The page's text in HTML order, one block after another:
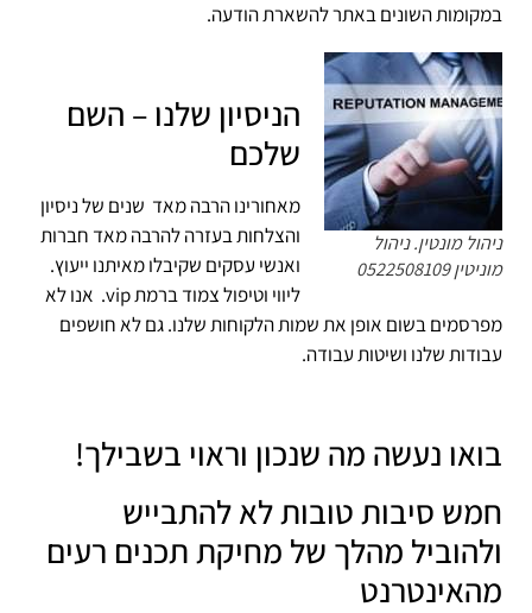
במקומות השונים באתר להשארת הודעה.
ניהול מונטין. ניהול
מוניטין 0522508109
הניסיון שלנו – השם
שלכם
מאחורינו הרבה מאד שנים של ניסיון
והצלחות בעזרה להרבה מאד חברות
ואנשי עסקים שקיבלו מאיתנו ייעוץ.
ליווי וטיפול צמוד ברמת vip. אנו לא
מפרסמים בשום אופן את שמות הלקוחות שלנו. גם לא חושפים
עבודות שלנו ושיטות עבודה.
בואו נעשה מה שנכון וראוי בשבילך!
חמש סיבות טובות לא להתבייש
ולהוביל מהלך של מחיקת תכנים רעים
מהאינטרנט